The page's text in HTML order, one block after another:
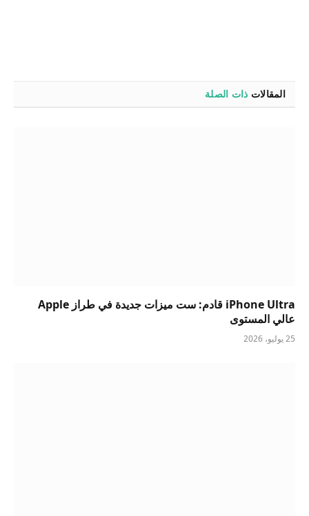
المقالات ذات الصلة
iPhone Ultra قادم: ست ميزات جديدة في طراز Apple
عالي المستوى
25 يوليو، 2026